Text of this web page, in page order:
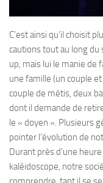
C’est ainsi qu’il choisit
cautions tout au long du
up, mais lui le manie de
une famille (un couple
couple de métis, deux
dont il demande de
le « doyen ». Plusieurs
pointer l’évolution de
Durant près d’une
kaléidoscope, notre